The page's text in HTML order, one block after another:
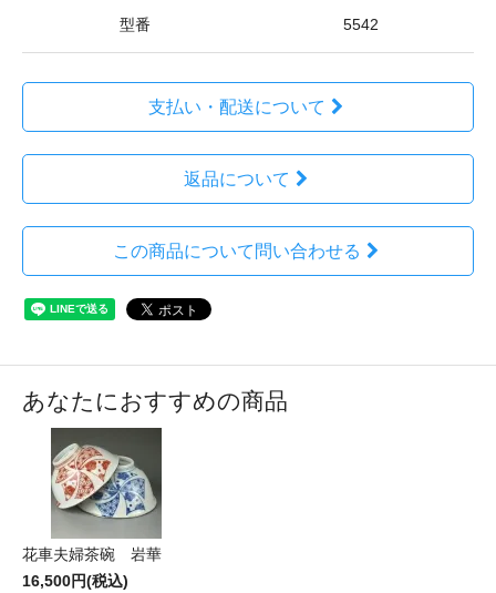
型番 5542
支払い・配送について
返品について
この商品について問い合わせる
あなたにおすすめの商品
花車夫婦茶碗 岩華
16,500円(税込)